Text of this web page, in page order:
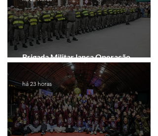
Brigada Militar lança Operação
Convergência na Região das Hortênsias
há 23 horas